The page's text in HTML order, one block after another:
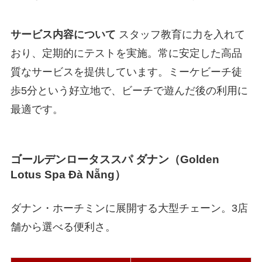
サービス内容について スタッフ教育に力を入れて
おり、定期的にテストを実施。常に安定した高品
質なサービスを提供しています。ミーケビーチ徒
歩5分という好立地で、ビーチで遊んだ後の利用に
最適です。
ゴールデンロータススパ ダナン（Golden
Lotus Spa Đà Nẵng）
ダナン・ホーチミンに展開する大型チェーン。3店
舗から選べる便利さ。